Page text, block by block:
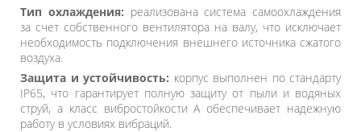
Тип охлаждения: реализована система самоохлаждения
за счет собственного вентилятора на валу, что исключает
необходимость подключения внешнего источника сжатого
воздуха.
Защита и устойчивость: корпус выполнен по стандарту
IP65, что гарантирует полную защиту от пыли и водяных
струй, а класс вибростойкости A обеспечивает надежную
работу в условиях вибраций.